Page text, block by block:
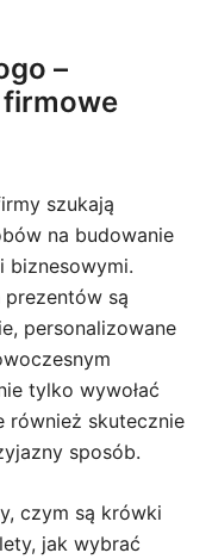
–
szukają
na budowanie
biznesowymi.
są
personalizowane
tylko wywołać
również skutecznie
sposób.
czym są krówki
jak wybrać